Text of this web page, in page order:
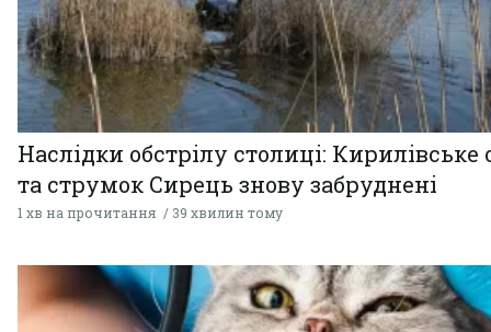
Наслідки обстрілу столиці: Кирилівське
та струмок Сирець знову забруднені
1 хв на прочитання 39 хвилин тому